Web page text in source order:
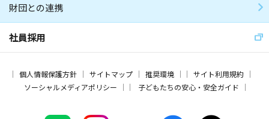
財団との連携
社員採用
個人情報保護方針 サイトマップ 推奨環境
サイト利用規約
ソーシャルメディアポリシー
子どもたちの安心・安全ガイド